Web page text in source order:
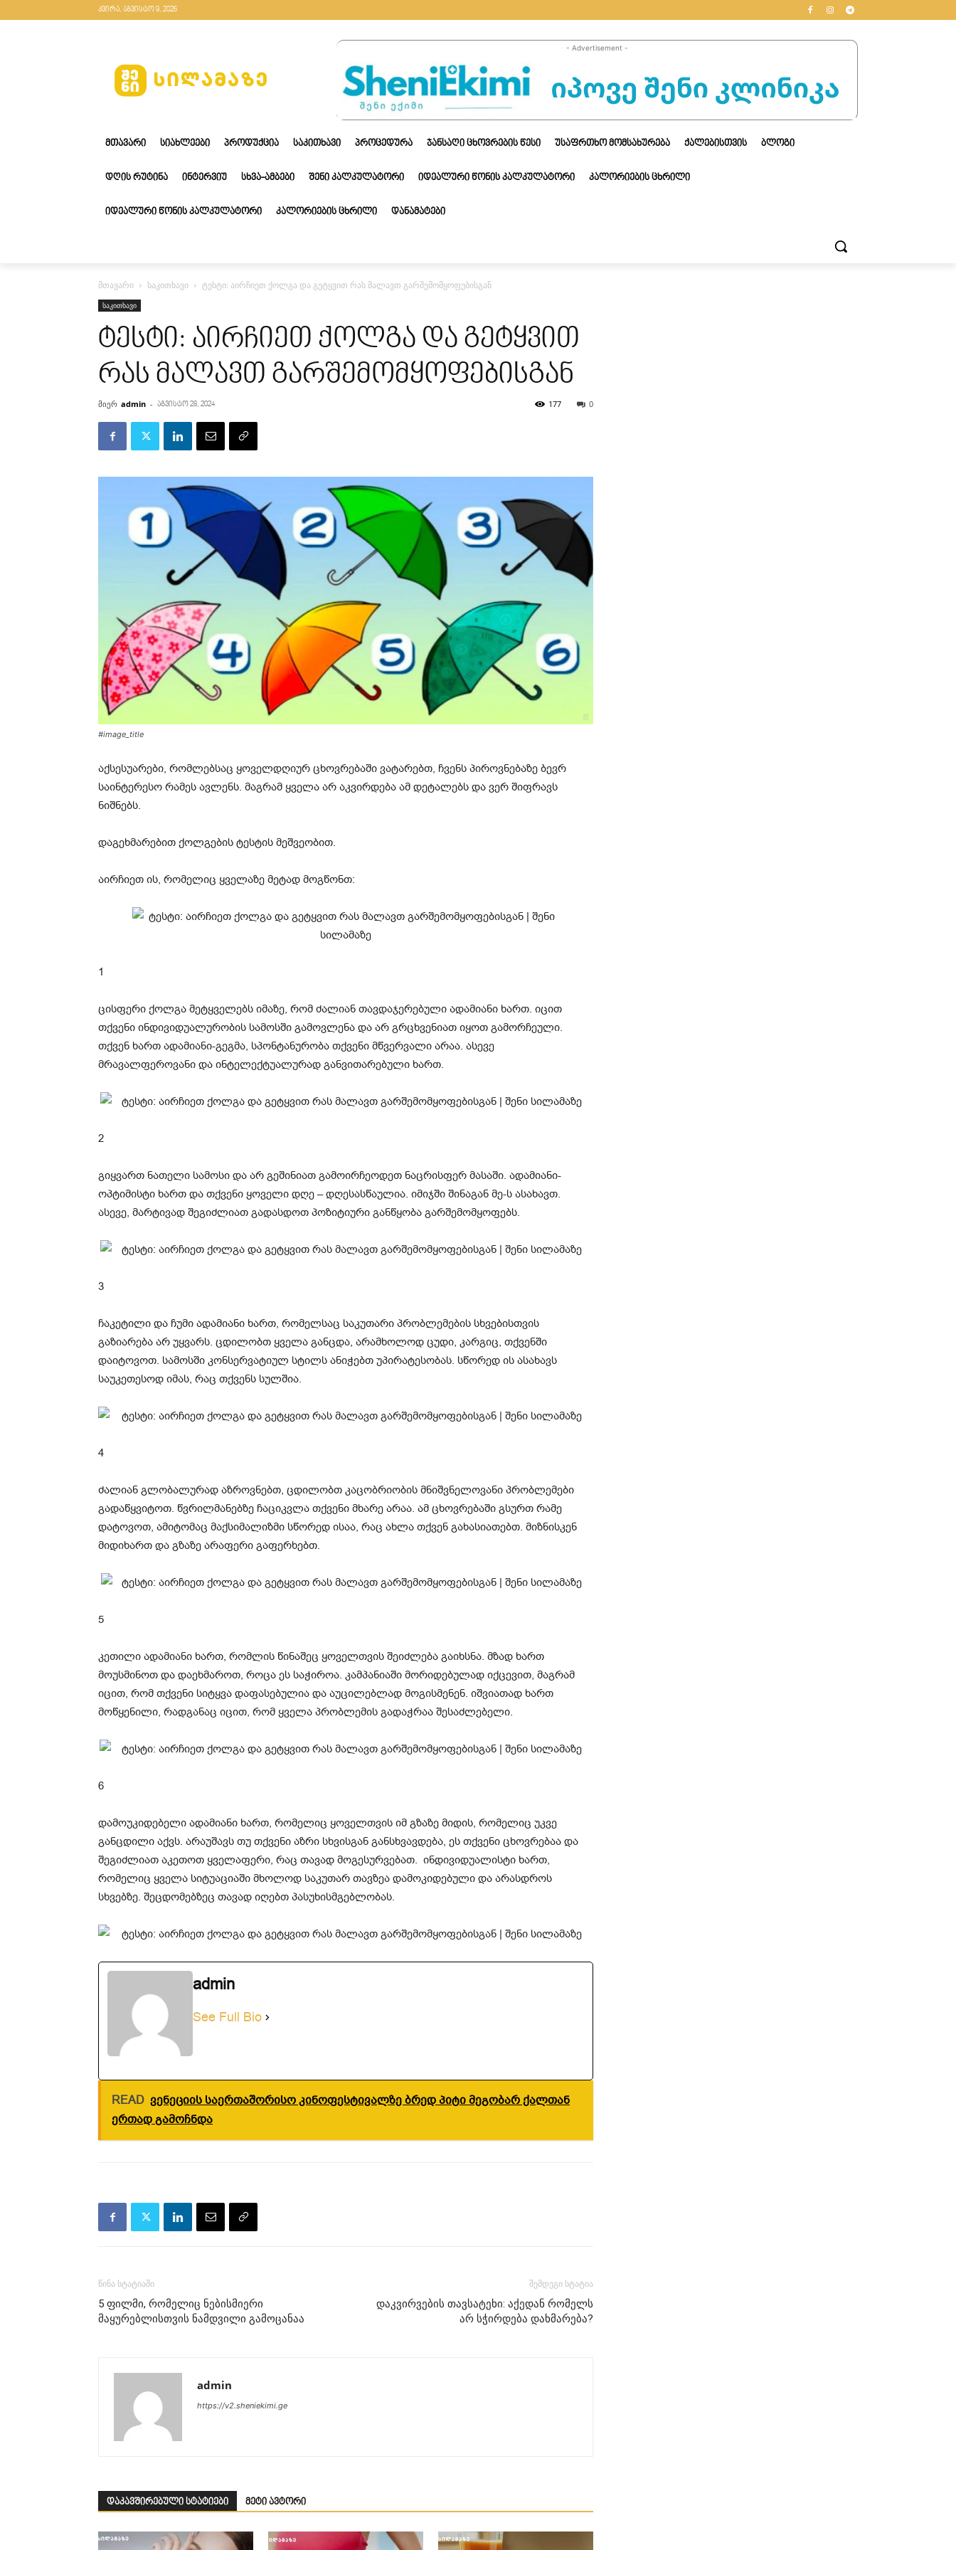
კვირა, აგვისტო 9, 2026
- Advertisement -
ᲛᲗᲐᲕᲐᲠᲘ ᲡᲘᲐᲮᲚᲔᲔᲑᲘ ᲞᲠᲝᲓᲣᲥᲪᲘᲐ ᲡᲐᲙᲘᲗᲮᲐᲕᲘ ᲞᲠᲝᲪᲔᲓᲣᲠᲐ ᲯᲐᲜᲡᲐᲦᲘ ᲪᲮᲝᲕᲠᲔᲑᲘᲡ ᲬᲔᲡᲘ ᲣᲡᲐᲤᲠᲗᲮᲝ ᲛᲝᲛᲡᲐᲮᲣᲠᲔᲑᲐ ᲥᲐᲚᲔᲑᲘᲡᲗᲕᲘᲡ ᲑᲚᲝᲒᲘ
ᲓᲦᲘᲡ ᲠᲣᲢᲘᲜᲐ ᲘᲜᲢᲔᲠᲕᲘᲣ ᲡᲮᲕᲐ-ᲐᲛᲑᲔᲑᲘ ᲨᲔᲜᲘ ᲙᲐᲚᲙᲣᲚᲐᲢᲝᲠᲘ ᲘᲓᲔᲐᲚᲣᲠᲘ ᲬᲝᲜᲘᲡ ᲙᲐᲚᲙᲣᲚᲐᲢᲝᲠᲘ ᲙᲐᲚᲝᲠᲘᲔᲑᲘᲡ ᲪᲮᲠᲘᲚᲘ
ᲘᲓᲔᲐᲚᲣᲠᲘ ᲬᲝᲜᲘᲡ ᲙᲐᲚᲙᲣᲚᲐᲢᲝᲠᲘ ᲙᲐᲚᲝᲠᲘᲔᲑᲘᲡ ᲪᲮᲠᲘᲚᲘ ᲓᲐᲜᲐᲛᲐᲢᲔᲑᲘ
მთავარი საკითხავი ტესტი: აირჩიეთ ქოლგა და გეტყვით რას მალავთ გარშემომყოფებისგან
საკითხავი
ტესტი: აირჩიეთ ქოლგა და გეტყვით
რას მალავთ გარშემომყოფებისგან
მიერ admin - აგვისტო 28, 2024 0
177
#image_title
აქსესუარები, რომლებსაც ყოველდღიურ ცხოვრებაში ვატარებთ, ჩვენს პიროვნებაზე ბევრ
საინტერესო რამეს ავლენს. მაგრამ ყველა არ აკვირდება ამ დეტალებს და ვერ შიფრავს
ნიშნებს.
დაგეხმარებით ქოლგების ტესტის მეშვეობით.
აირჩიეთ ის, რომელიც ყველაზე მეტად მოგწონთ:
1
ცისფერი ქოლგა მეტყველებს იმაზე, რომ ძალიან თავდაჯერებული ადამიანი ხართ. იცით
თქვენი ინდივიდუალურობის სამოსში გამოვლენა და არ გრცხვენიათ იყოთ გამორჩეული.
თქვენ ხართ ადამიანი-გეგმა, სპონტანურობა თქვენი მწვერვალი არაა. ასევე
მრავალფეროვანი და ინტელექტუალურად განვითარებული ხართ.
2
გიყვართ ნათელი სამოსი და არ გეშინიათ გამოირჩეოდეთ ნაცრისფერ მასაში. ადამიანი-
ოპტიმისტი ხართ და თქვენი ყოველი დღე – დღესასწაულია. იმიჯში შინაგან მე-ს ასახავთ.
ასევე, მარტივად შეგიძლიათ გადასდოთ პოზიტიური განწყობა გარშემომყოფებს.
3
ჩაკეტილი და ჩუმი ადამიანი ხართ, რომელსაც საკუთარი პრობლემების სხვებისთვის
გაზიარება არ უყვარს. ცდილობთ ყველა განცდა, არამხოლოდ ცუდი, კარგიც, თქვენში
დაიტოვოთ. სამოსში კონსერვატიულ სტილს ანიჭებთ უპირატესობას. სწორედ ის ასახავს
საუკეთესოდ იმას, რაც თქვენს სულშია.
4
ძალიან გლობალურად აზროვნებთ, ცდილობთ კაცობრიობის მნიშვნელოვანი პრობლემები
გადაწყვიტოთ. წვრილმანებზე ჩაციკვლა თქვენი მხარე არაა. ამ ცხოვრებაში გსურთ რამე
დატოვოთ, ამიტომაც მაქსიმალიზმი სწორედ ისაა, რაც ახლა თქვენ გახასიათებთ. მიზნისკენ
მიდიხართ და გზაზე არაფერი გაფერხებთ.
5
კეთილი ადამიანი ხართ, რომლის წინაშეც ყოველთვის შეიძლება გაიხსნა. მზად ხართ
მოუსმინოთ და დაეხმაროთ, როცა ეს საჭიროა. კამპანიაში მორიდებულად იქცევით, მაგრამ
იცით, რომ თქვენი სიტყვა დაფასებულია და აუცილებლად მოგისმენენ. იშვიათად ხართ
მოწყენილი, რადგანაც იცით, რომ ყველა პრობლემის გადაჭრაა შესაძლებელი.
6
დამოუკიდებელი ადამიანი ხართ, რომელიც ყოველთვის იმ გზაზე მიდის, რომელიც უკვე
განცდილი აქვს. არაუშავს თუ თქვენი აზრი სხვისგან განსხვავდება, ეს თქვენი ცხოვრებაა და
შეგიძლიათ აკეთოთ ყველაფერი, რაც თავად მოგესურვებათ. ინდივიდუალისტი ხართ,
რომელიც ყველა სიტუაციაში მხოლოდ საკუთარ თავზეა დამოკიდებული და არასდროს
სხვებზე. შეცდომებზეც თავად იღებთ პასუხისმგებლობას.
admin
See Full Bio
READ ვენეციის საერთაშორისო კინოფესტივალზე ბრედ პიტი მეგობარ ქალთან
ერთად გამოჩნდა
წინა სტატიაში
5 ფილმი, რომელიც ნებისმიერი
მაყურებლისთვის ნამდვილი გამოცანაა
შემდეგი სტატია
დაკვირვების თავსატეხი: აქედან რომელს
არ სჭირდება დახმარება?
admin
https://v2.sheniekimi.ge
დაკავშირებული სტატიები მეტი ავტორი